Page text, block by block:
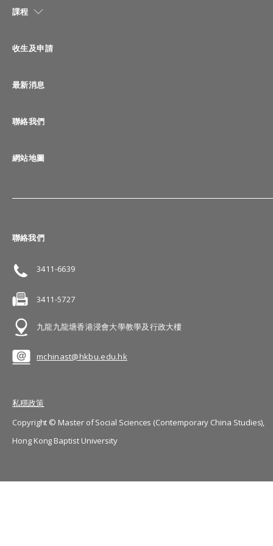
課程
收生及申請
最新消息
聯絡我們
網站地圖
聯絡我們
3411-6639
3411-5727
九龍九龍塘香港浸會大學教學及行政大樓
mchinast@hkbu.edu.hk
私穩政策
Copyright © Master of Social Sciences (Contemporary China Studies),
Hong Kong Baptist University